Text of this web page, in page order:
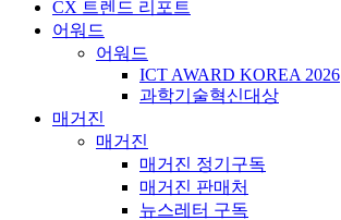
CX 트렌드 리포트
어워드
어워드
ICT AWARD KOREA 2026
과학기술혁신대상
매거진
매거진
매거진 정기구독
매거진 판매처
뉴스레터 구독